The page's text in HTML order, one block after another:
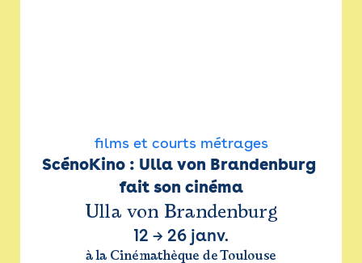
films et courts métrages
ScénoKino : Ulla von Brandenburg
fait son cinéma
Ulla von Brandenburg
12 → 26 janv.
à la Cinémathèque de Toulouse